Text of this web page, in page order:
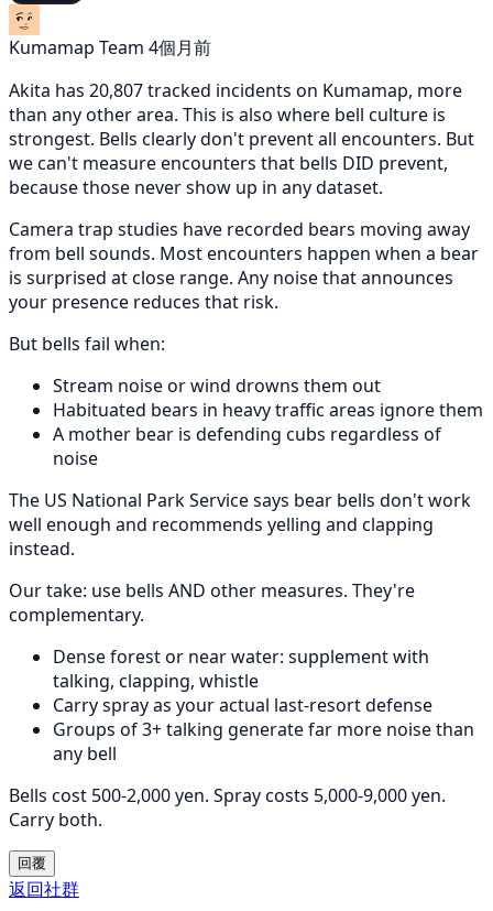
Kumamap Team 4個月前
Akita has 20,807 tracked incidents on Kumamap, more
than any other area. This is also where bell culture is
strongest. Bells clearly don't prevent all encounters. But
we can't measure encounters that bells DID prevent,
because those never show up in any dataset.
Camera trap studies have recorded bears moving away
from bell sounds. Most encounters happen when a bear
is surprised at close range. Any noise that announces
your presence reduces that risk.
But bells fail when:
Stream noise or wind drowns them out
Habituated bears in heavy traffic areas ignore them
A mother bear is defending cubs regardless of
noise
The US National Park Service says bear bells don't work
well enough and recommends yelling and clapping
instead.
Our take: use bells AND other measures. They're
complementary.
Dense forest or near water: supplement with
talking, clapping, whistle
Carry spray as your actual last-resort defense
Groups of 3+ talking generate far more noise than
any bell
Bells cost 500-2,000 yen. Spray costs 5,000-9,000 yen.
Carry both.
回覆
返回社群